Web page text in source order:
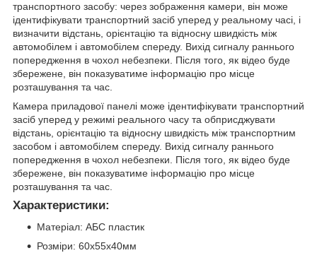
транспортного засобу: через зображення камери, він може
ідентифікувати транспортний засіб уперед у реальному часі, і
визначити відстань, орієнтацію та відносну швидкість між
автомобілем і автомобілем спереду. Вихід сигналу раннього
попередження в чохол небезпеки. Після того, як відео буде
збережене, він показуватиме інформацію про місце
розташування та час.
Камера приладової панелі може ідентифікувати транспортний
засіб уперед у режимі реального часу та обприсджувати
відстань, орієнтацію та відносну швидкість між транспортним
засобом і автомобілем спереду. Вихід сигналу раннього
попередження в чохол небезпеки. Після того, як відео буде
збережене, він показуватиме інформацію про місце
розташування та час.
Характеристики:
Матеріал: АБС пластик
Розміри: 60x55x40мм